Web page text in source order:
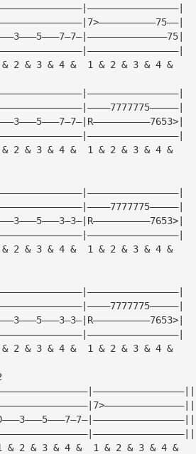
2 & 3 & 4 &  1 & 2 & 3 & 4 &
2 & 3 & 4 &  1 & 2 & 3 & 4 &
2 & 3 & 4 &  1 & 2 & 3 & 4 &
2 & 3 & 4 &  1 & 2 & 3 & 4 &
& 2 & 3 & 4 &  1 & 2 & 3 & 4 &